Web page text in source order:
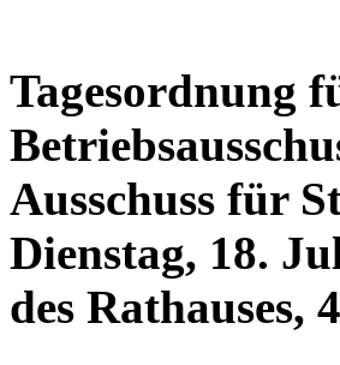
Tagesordnung
Ausschuss für
Dienstag, 18.
des